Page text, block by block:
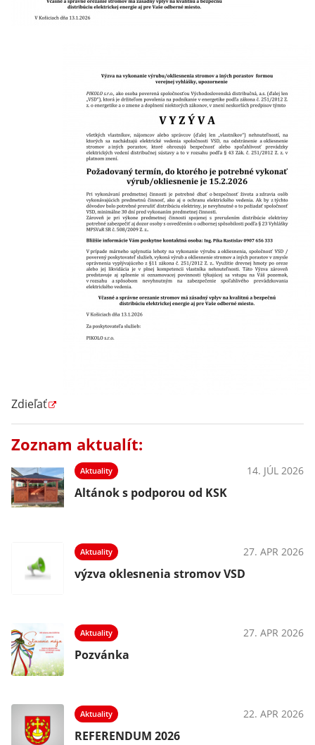
Zdieľať
Zoznam aktualít:
Aktuality 14. JÚL 2026
Altánok s podporou od KSK
Aktuality 27. APR 2026
výzva oklesnenia stromov VSD
Aktuality 27. APR 2026
Pozvánka
Aktuality 22. APR 2026
REFERENDUM 2026